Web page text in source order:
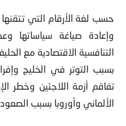
حسب لغة الأرقام التي تتقنها
وإعادة صياغة سياساتها
التنافسية الاقتصادية مع
بسبب التوتر في الخليج
تفاقم أزمة اللاجئين وخطر
الألماني وأوروبا بسبب